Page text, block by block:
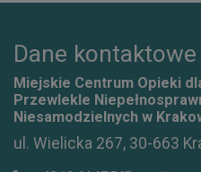
Dane kontaktowe
Miejskie Centrum Opieki
Przewlekle
Niesamodzielnych w
ul. Wielicka 267, 30-663